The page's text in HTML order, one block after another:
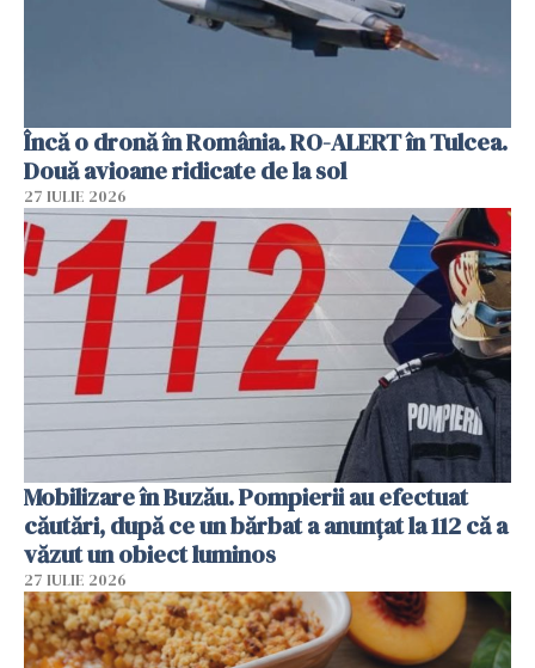
Încă o dronă în România. RO-ALERT în Tulcea.
Două avioane ridicate de la sol
27 IULIE 2026
Mobilizare în Buzău. Pompierii au efectuat
căutări, după ce un bărbat a anunțat la 112 că a
văzut un obiect luminos
27 IULIE 2026